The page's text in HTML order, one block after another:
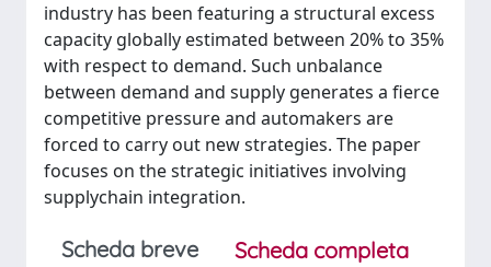
industry has been featuring a structural excess
capacity globally estimated between 20% to 35%
with respect to demand. Such unbalance
between demand and supply generates a fierce
competitive pressure and automakers are
forced to carry out new strategies. The paper
focuses on the strategic initiatives involving
supplychain integration.
Scheda breve
Scheda completa